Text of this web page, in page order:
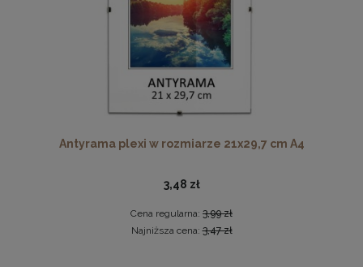
Drewniana, frezowana ramka na zdjęcia, plakaty, obrazy w
rozmiarze 21 x 30 cm w kolorze białym
Antyrama plexi w rozmiarze 21x29,7 cm A4
3,48 zł
Cena regularna: 3,99 zł
Najniższa cena:3,47 zł